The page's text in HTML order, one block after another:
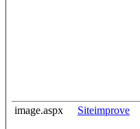
image.aspx Siteimprove